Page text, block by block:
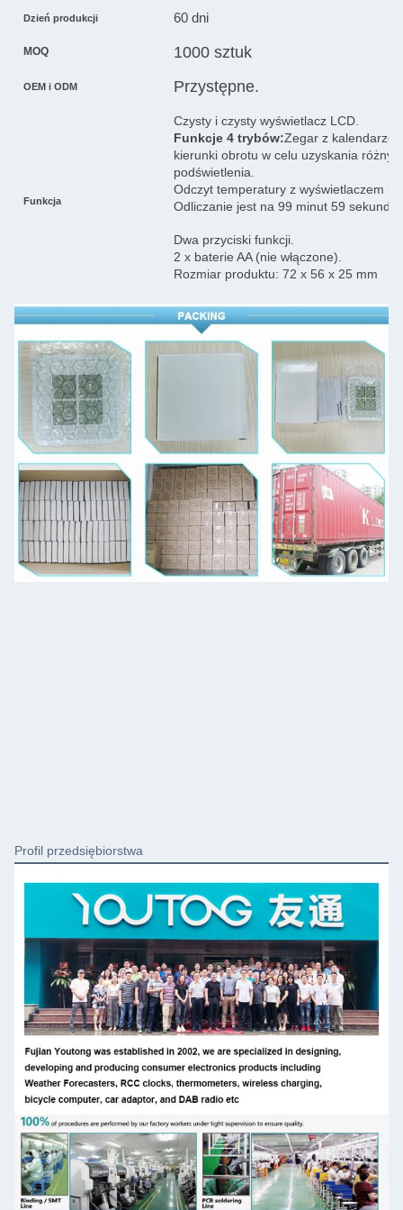
Dzień produkcji 60 dni
MOQ 1000 sztuk
OEM i ODM Przystępne.
Funkcja
Czysty i czysty wyświetlacz LCD.
Funkcje 4 trybów:Zegar z
kierunki obrotu w celu uzyskania
podświetlenia.
Odczyt temperatury z wyświetlaczem
Odliczanie jest na 99 minut 59 sekund.
Dwa przyciski funkcji.
2 x baterie AA (nie włączone).
Rozmiar produktu: 72 x 56 x 25 mm
Profil przedsiębiorstwa